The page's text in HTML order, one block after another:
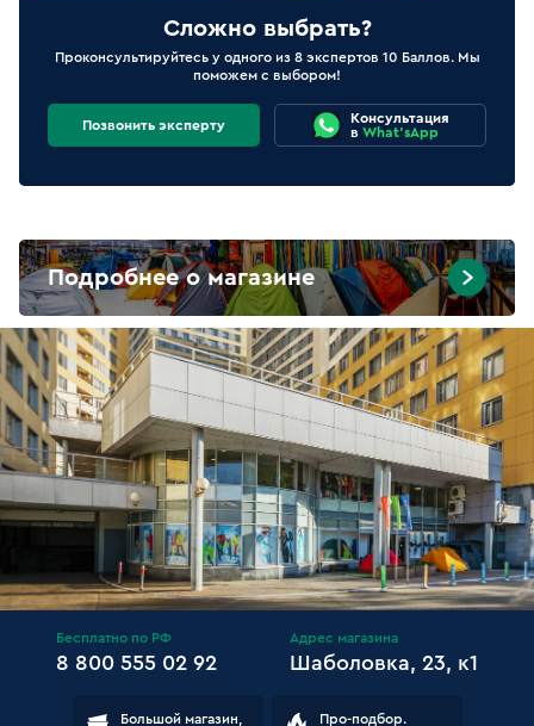
Сложно выбрать?
Проконсультируйтесь у одного из 8 экспертов 10 Баллов. Мы
поможем с выбором!
Позвонить эксперту
Консультация
в What'sApp
Подробнее о магазине
Бесплатно по РФ
8 800 555 02 92
Адрес магазина
Шаболовка, 23, к1
Большой магазин, Про-подбор.